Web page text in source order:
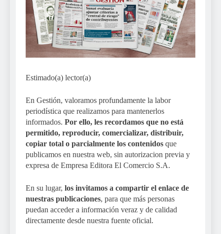
Estimado(a) lector(a)
En Gestión, valoramos profundamente la labor
periodística que realizamos para mantenerlos
informados. Por ello, les recordamos que no está
permitido, reproducir, comercializar, distribuir,
copiar total o parcialmente los contenidos que
publicamos en nuestra web, sin autorizacion previa y
expresa de Empresa Editora El Comercio S.A.
En su lugar, los invitamos a compartir el enlace de
nuestras publicaciones, para que más personas
puedan acceder a información veraz y de calidad
directamente desde nuestra fuente oficial.